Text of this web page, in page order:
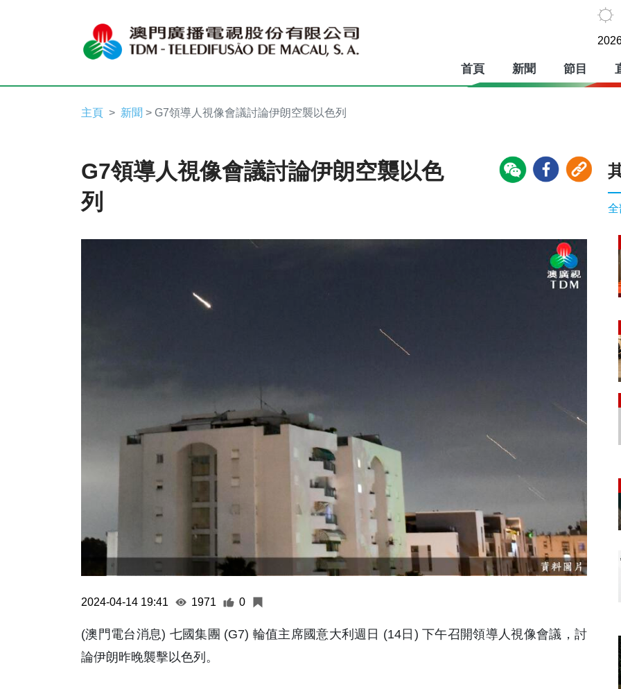
首頁 新聞 節目
主頁 新聞 > G7領導人視像會議討論伊朗空襲以色列
G7領導人視像會議討論伊朗空襲以色
列
2024-04-14 19:41 1971 0
(澳門電台消息) 七國集團 (G7) 輪值主席國意大利週日 (14日) 下午召開領導人視像會議，討
論伊朗昨晚襲擊以色列。
全